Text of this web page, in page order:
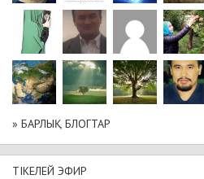
» БАРЛЫҚ БЛОГТАР
ТІКЕЛЕЙ ЭФИР